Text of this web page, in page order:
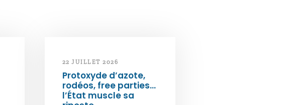
22 JUILLET 2026
Protoxyde d’azote,
rodéos, free parties…
l’État muscle sa